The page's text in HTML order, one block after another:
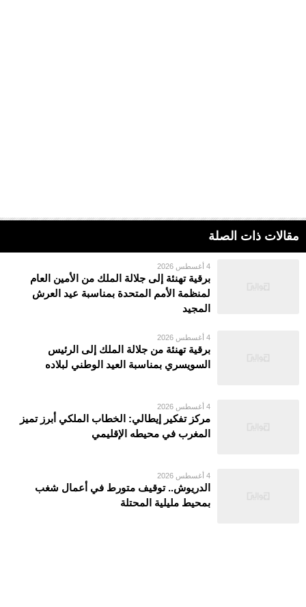
مقالات ذات الصلة
4 أغسطس 2026
برقية تهنئة إلى جلالة الملك من الأمين العام
لمنظمة الأمم المتحدة بمناسبة عيد العرش
المجيد
4 أغسطس 2026
برقية تهنئة من جلالة الملك إلى الرئيس
السويسري بمناسبة العيد الوطني لبلاده
4 أغسطس 2026
مركز تفكير إيطالي: الخطاب الملكي أبرز تميز
المغرب في محيطه الإقليمي
4 أغسطس 2026
الدريوش.. توقيف متورط في أعمال شغب
بمحيط مليلية المحتلة